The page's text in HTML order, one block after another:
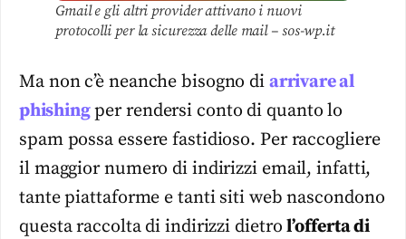
Gmail e gli altri provider attivano i nuovi
protocolli per la sicurezza delle mail – sos-wp.it
Ma non c’è neanche bisogno di arrivare al
phishingper rendersi conto di quanto lo
spam possa essere fastidioso. Per raccogliere
il maggior numero di indirizzi email, infatti,
tante piattaforme e tanti siti web nascondono
questa raccolta di indirizzi dietrol’offerta di